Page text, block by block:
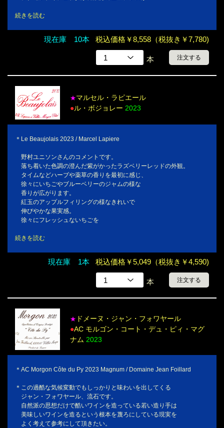
続きを読む
現在庫 10本 税込価格￥8,558（税抜き￥7,780)
本 注文する
★マルセル・ラピエール
●ル・ボジョレー 2023
＊Le Beaujolais 2023 / Marcel Lapiere
野村ユニソンさんのコメントです。
落ち着いた色調の澄んだ紫がかったラズベリーレッドの外観。
タイムなどハーブや薬草の香りを最初に感じ、
徐々にいちごやブルーベリーのジャムの様な
香りが広がります。
紅玉のアップルフィリングの様なきれいで
伸びやかな果実感。
徐々にフレッシュないちごを
続きを読む
現在庫 1本 税込価格￥5,049（税抜き￥4,590)
本 注文する
★ ドメーヌ・ジャン・フォワヤール
●AC モルゴン・コート・デュ・ピィ・マグ
ナム 2023
＊AC Morgon Côte du Py 2023 Magnum / Domaine Jean Foillard
＊この過酷な気候変動でもしっかりと味わいを出してくる
ジャン・フォワヤール、流石です。
自然派の思想だけで酷いワインを造っている若い造り手は
美味しいワインを造るという根本を蔑ろにしている現実を
よく考えて参考にして頂きたい。